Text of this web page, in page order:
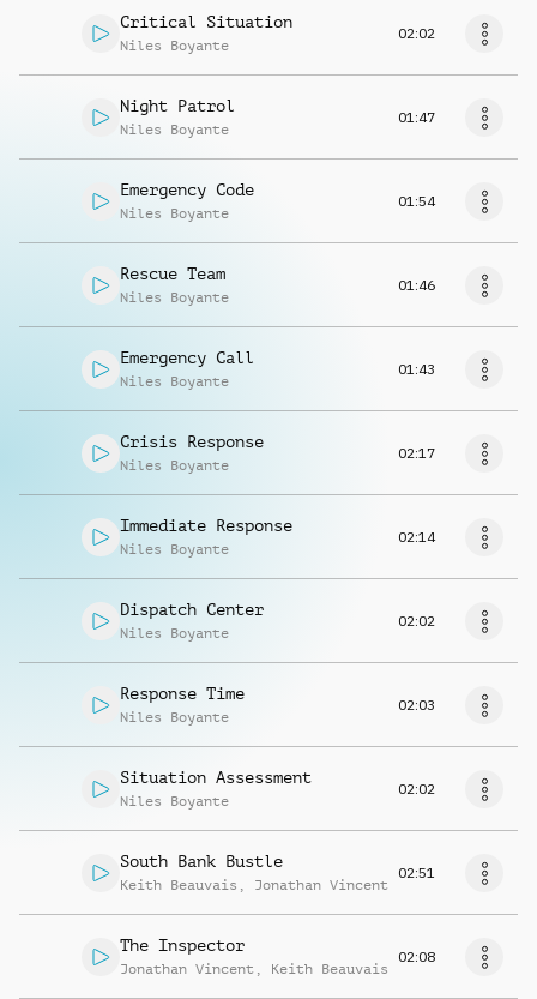
Critical Situation
Niles Boyante
02:02
Night Patrol
Niles Boyante
01:47
Emergency Code
Niles Boyante
01:54
Rescue Team
Niles Boyante
01:46
Emergency Call
Niles Boyante
01:43
Crisis Response
Niles Boyante
02:17
Immediate Response
Niles Boyante
02:14
Dispatch Center
Niles Boyante
02:02
Response Time
Niles Boyante
02:03
Situation Assessment
Niles Boyante
02:02
South Bank Bustle
Keith Beauvais , Jonathan Vincent
02:51
The Inspector
Jonathan Vincent , Keith Beauvais
02:08